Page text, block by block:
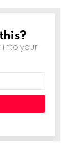
into your